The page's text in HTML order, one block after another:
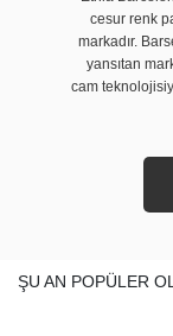
cesur renk
markadır.
yansıtan
cam
ŞU AN POPÜLER